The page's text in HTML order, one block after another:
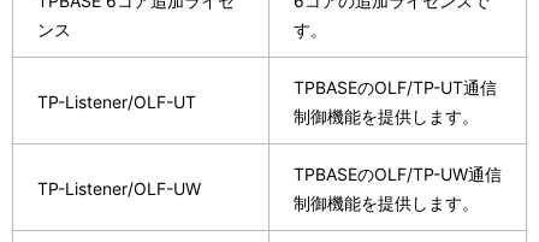
ンス
す。
TP-Listener/OLF-UT
TPBASEのOLF/TP-UT通信
制御機能を提供します。
TP-Listener/OLF-UW
TPBASEのOLF/TP-UW通信
制御機能を提供します。